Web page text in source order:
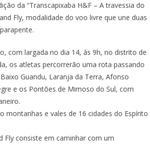
da “Transcapixaba H&F – A travessia do
Fly, modalidade do voo livre que une duas
com largada no dia 14, às 9h, no distrito de
os atletas percorrerão uma rota passando
Guandu, Laranja da Terra, Afonso
e os Pontões de Mimoso do Sul, com
montanhas e vales de 16 cidades do Espírito
Fly consiste em caminhar com um